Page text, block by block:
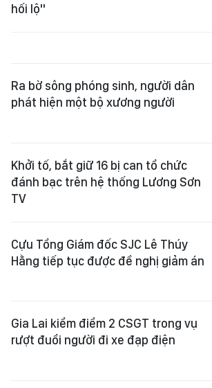
hối lộ"
Ra bờ sông phóng sinh, người dân
phát hiện một bộ xương người
Khởi tố, bắt giữ 16 bị can tổ chức
đánh bạc trên hệ thống Lương Sơn
TV
Cựu Tổng Giám đốc SJC Lê Thúy
Hằng tiếp tục được đề nghị giảm án
Gia Lai kiểm điểm 2 CSGT trong vụ
rượt đuổi người đi xe đạp điện